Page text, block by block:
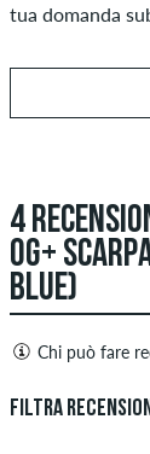
tua domanda
4
OG+
BLUE)
Chi può fare
Solo le persone
creare
FILTRA